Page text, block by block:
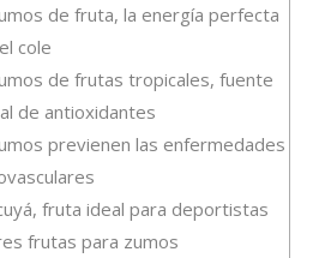
de fruta, la energía perfecta
cole
de frutas tropicales, fuente
de antioxidantes
previenen las enfermedades
fruta ideal para deportistas
frutas para zumos